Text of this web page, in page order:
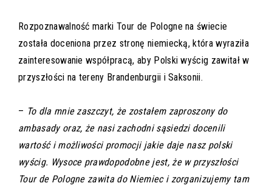
Rozpoznawalność marki Tour de Pologne na świecie
została doceniona przez stronę niemiecką, która wyraziła
zainteresowanie współpracą, aby Polski wyścig zawitał w
przyszłości na tereny Brandenburgii i Saksonii.
– To dla mnie zaszczyt, że zostałem zaproszony do
ambasady oraz, że nasi zachodni sąsiedzi docenili
wartość i możliwości promocji jakie daje nasz polski
wyścig. Wysoce prawdopodobne jest, że w przyszłości
Tour de Pologne zawita do Niemiec i zorganizujemy tam